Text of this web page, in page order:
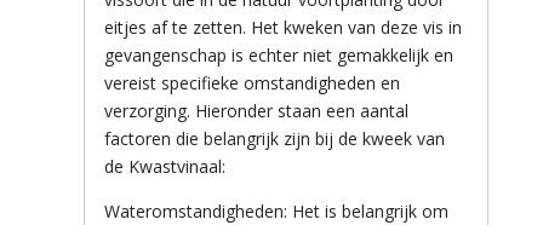
eitjes af te zetten. Het kweken van deze vis in
gevangenschap is echter niet gemakkelijk en
vereist specifieke omstandigheden en
verzorging. Hieronder staan een aantal
factoren die belangrijk zijn bij de kweek van
de Kwastvinaal:
Wateromstandigheden: Het is belangrijk om